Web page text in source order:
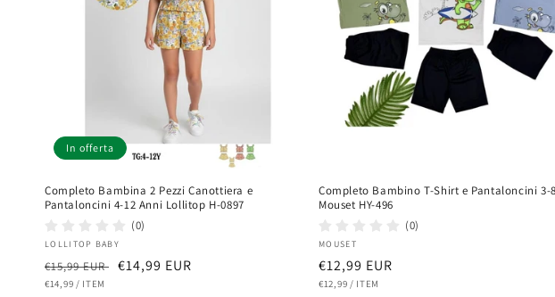
In offerta
Completo Bambina 2 Pezzi Canottiera e
Pantaloncini 4-12 Anni Lollitop H-0897
(0)
Fornitore:
LOLLITOP BABY
Prezzo
di
€15,99 EUR Prezzo
€14,99 EUR
PREZZO
€14,99 / PER
ITEM
Completo Bambino T-Shirt e Pantaloncini 3-
Mouset HY-496
(0)
Fornitore:
MOUSET
Prezzo
di
€12,99 EUR
PREZZO
€12,99 / PER
ITEM